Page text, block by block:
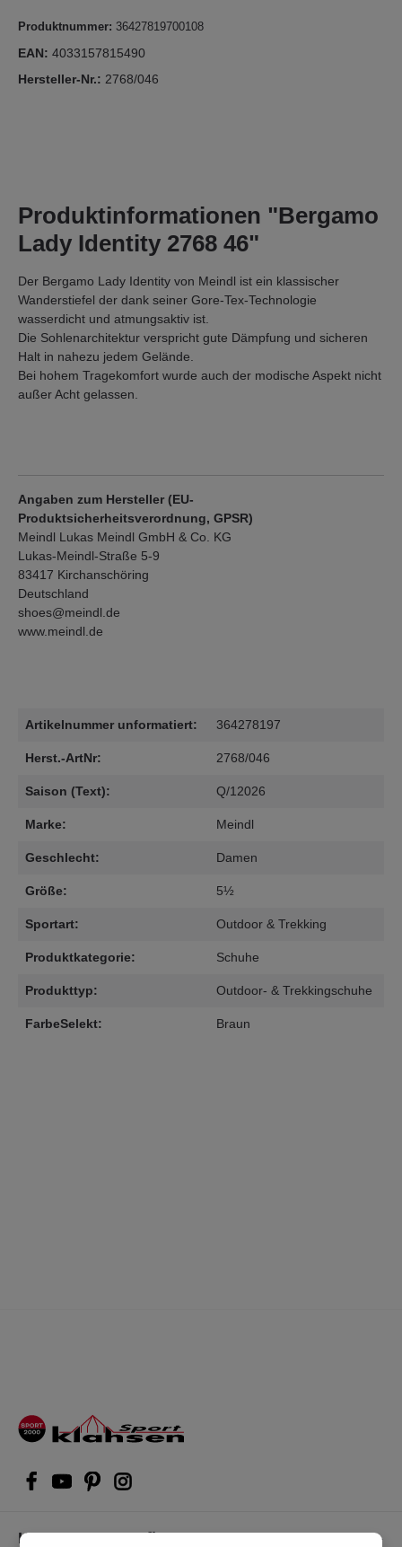
Produktnummer: 36427819700108
EAN: 4033157815490
Hersteller-Nr.: 2768/046
Produktinformationen "Bergamo
Lady Identity 2768 46"
Der Bergamo Lady Identity von Meindl ist ein klassischer
Wanderstiefel der dank seiner Gore-Tex-Technologie
wasserdicht und atmungsaktiv ist.
Die Sohlenarchitektur verspricht gute Dämpfung und sicheren
Halt in nahezu jedem Gelände.
Bei hohem Tragekomfort wurde auch der modische Aspekt nicht
außer Acht gelassen.
Angaben zum Hersteller (EU-
Produktsicherheitsverordnung, GPSR)
Meindl Lukas Meindl GmbH & Co. KG
Lukas-Meindl-Straße 5-9
83417 Kirchanschöring
Deutschland
shoes@meindl.de
www.meindl.de
Artikelnummer unformatiert: 364278197
Herst.-ArtNr: 2768/046
Saison (Text): Q/12026
Marke: Meindl
Geschlecht: Damen
Größe: 5½
Sportart: Outdoor & Trekking
Produktkategorie: Schuhe
Produkttyp: Outdoor- & Trekkingschuhe
FarbeSelekt: Braun
Kompetente Kaufberatung